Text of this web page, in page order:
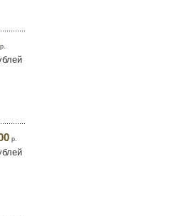
р.
р.